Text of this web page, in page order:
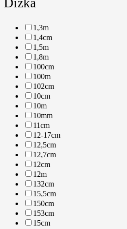
1,3m
1,4cm
1,5m
1,8m
100cm
100m
102cm
10cm
10m
10mm
11cm
12-17cm
12,5cm
12,7cm
12cm
12m
132cm
15,5cm
150cm
153cm
15cm